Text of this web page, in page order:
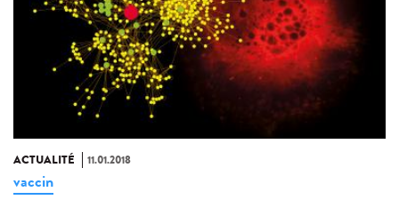
ACTUALITÉ 11.01.2018
vaccin